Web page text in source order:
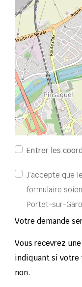
Entrer les
J’accepte que
formulaire
Portet-sur-
Votre demande
Vous recevrez
indiquant si votre
non.